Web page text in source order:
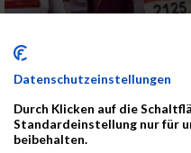
ALBUM B2RUN
Datenschutzeinstellungen
Durch Klicken auf die
Standardeinstellung nur für
beibehalten.